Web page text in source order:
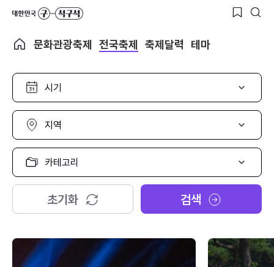
문화관광축제 전국축제 축제달력 테마
시
선
택
지
선
택
카
고
리
택
초기화 검색